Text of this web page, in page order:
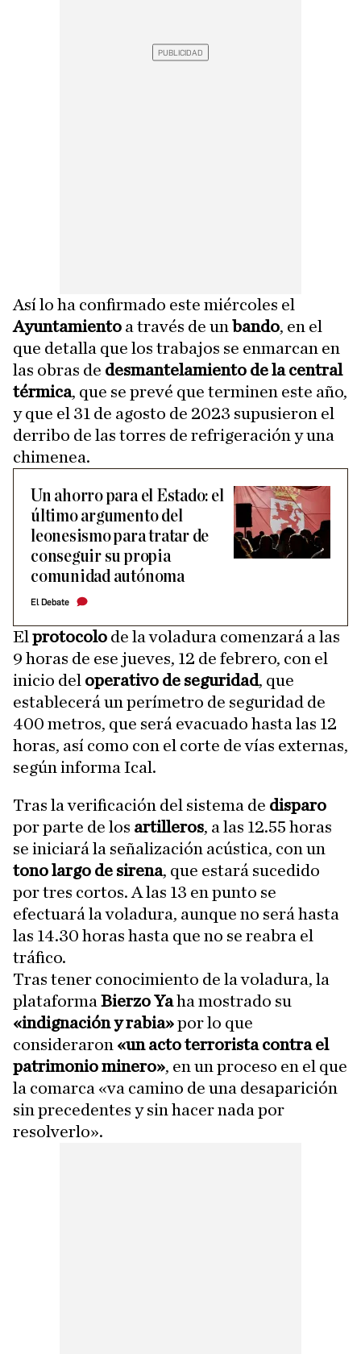
Así lo ha confirmado este miércoles el
Ayuntamiento a través de un bando, en el
que detalla que los trabajos se enmarcan en
las obras de desmantelamiento de la central
térmica, que se prevé que terminen este año,
y que el 31 de agosto de 2023 supusieron el
derribo de las torres de refrigeración y una
chimenea.
Un ahorro para el Estado: el
último argumento del
leonesismo para tratar de
conseguir su propia
comunidad autónoma
El Debate
El protocolo de la voladura comenzará a las
9 horas de ese jueves, 12 de febrero, con el
inicio del operativo de seguridad, que
establecerá un perímetro de seguridad de
400 metros, que será evacuado hasta las 12
horas, así como con el corte de vías externas,
según informa Ical.
Tras la verificación del sistema de disparo
por parte de los artilleros, a las 12.55 horas
se iniciará la señalización acústica, con un
tono largo de sirena, que estará sucedido
por tres cortos. A las 13 en punto se
efectuará la voladura, aunque no será hasta
las 14.30 horas hasta que no se reabra el
tráfico.
Tras tener conocimiento de la voladura, la
plataforma Bierzo Yaha mostrado su
«indignación y rabia»por lo que
consideraron «un acto terrorista contra el
patrimonio minero», en un proceso en el que
la comarca «va camino de una desaparición
sin precedentes y sin hacer nada por
resolverlo».